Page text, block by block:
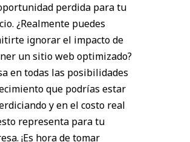
perdida para tu
¿Realmente puedes
ignorar el impacto de
un sitio web optimizado?
en todas las posibilidades
que podrías estar
y en el costo real
representa para tu
¡Es hora de tomar